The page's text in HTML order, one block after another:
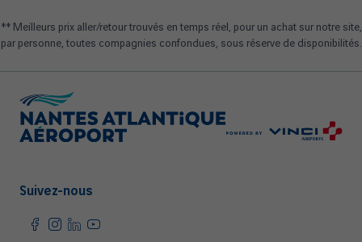
** Meilleurs prix aller/retour trouvés en temps réel, pour un achat sur notre site,
par personne, toutes compagnies confondues, sous réserve de disponibilités.
Suivez-nous